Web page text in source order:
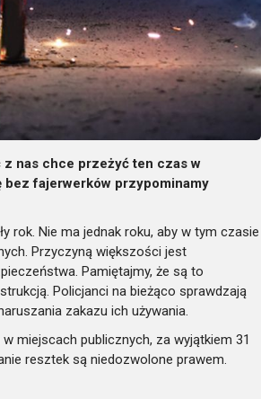
nas chce przeżyć ten czas w
bez fajerwerków przypominamy
rok. Nie ma jednak roku, aby w tym czasie
Przyczyną większości jest
Pamiętajmy, że są to
Policjanci na bieżąco sprawdzają
zakazu ich używania.
miejscach publicznych, za wyjątkiem 31
resztek są niedozwolone prawem.